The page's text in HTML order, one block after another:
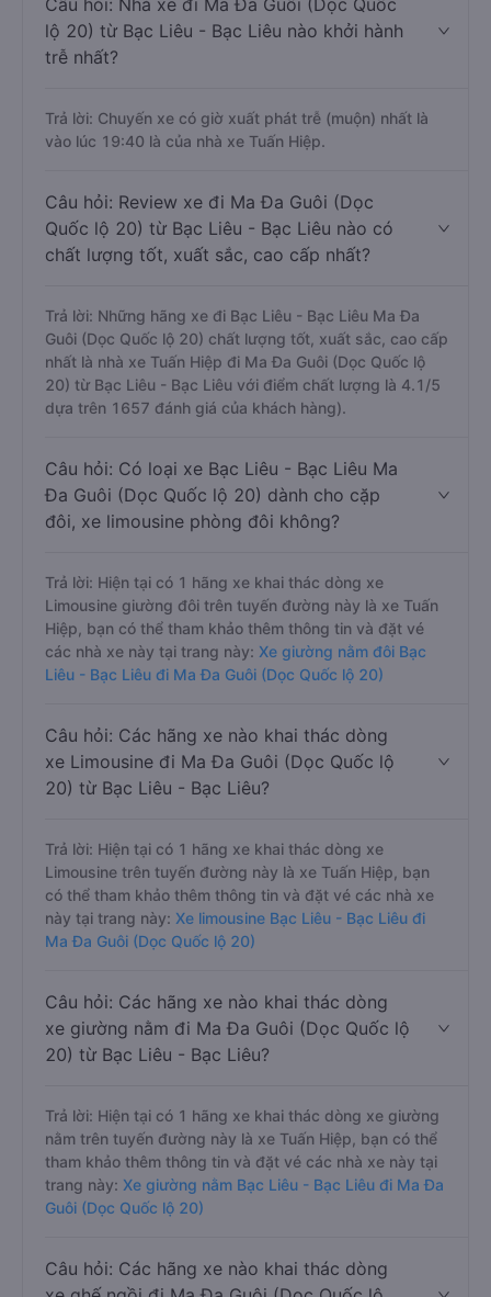
Câu hỏi: Nhà xe đi Ma Đa Guôi (Dọc Quốc
lộ 20) từ Bạc Liêu - Bạc Liêu nào khởi hành
trễ nhất?
Trả lời: Chuyến xe có giờ xuất phát trễ (muộn) nhất là
vào lúc 19:40 là của nhà xe Tuấn Hiệp.
Câu hỏi: Review xe đi Ma Đa Guôi (Dọc
Quốc lộ 20) từ Bạc Liêu - Bạc Liêu nào có
chất lượng tốt, xuất sắc, cao cấp nhất?
Trả lời: Những hãng xe đi Bạc Liêu - Bạc Liêu Ma Đa
Guôi (Dọc Quốc lộ 20) chất lượng tốt, xuất sắc, cao cấp
nhất là nhà xe Tuấn Hiệp đi Ma Đa Guôi (Dọc Quốc lộ
20) từ Bạc Liêu - Bạc Liêu với điểm chất lượng là 4.1/5
dựa trên 1657 đánh giá của khách hàng).
Câu hỏi: Có loại xe Bạc Liêu - Bạc Liêu Ma
Đa Guôi (Dọc Quốc lộ 20) dành cho cặp
đôi, xe limousine phòng đôi không?
Trả lời: Hiện tại có 1 hãng xe khai thác dòng xe
Limousine giường đôi trên tuyến đường này là xe Tuấn
Hiệp, bạn có thể tham khảo thêm thông tin và đặt vé
các nhà xe này tại trang này: Xe giường nằm đôi Bạc
Liêu - Bạc Liêu đi Ma Đa Guôi (Dọc Quốc lộ 20)
Câu hỏi: Các hãng xe nào khai thác dòng
xe Limousine đi Ma Đa Guôi (Dọc Quốc lộ
20) từ Bạc Liêu - Bạc Liêu?
Trả lời: Hiện tại có 1 hãng xe khai thác dòng xe
Limousine trên tuyến đường này là xe Tuấn Hiệp, bạn
có thể tham khảo thêm thông tin và đặt vé các nhà xe
này tại trang này: Xe limousine Bạc Liêu - Bạc Liêu đi
Ma Đa Guôi (Dọc Quốc lộ 20)
Câu hỏi: Các hãng xe nào khai thác dòng
xe giường nằm đi Ma Đa Guôi (Dọc Quốc lộ
20) từ Bạc Liêu - Bạc Liêu?
Trả lời: Hiện tại có 1 hãng xe khai thác dòng xe giường
nằm trên tuyến đường này là xe Tuấn Hiệp, bạn có thể
tham khảo thêm thông tin và đặt vé các nhà xe này tại
trang này: Xe giường nằm Bạc Liêu - Bạc Liêu đi Ma Đa
Guôi (Dọc Quốc lộ 20)
Câu hỏi: Các hãng xe nào khai thác dòng